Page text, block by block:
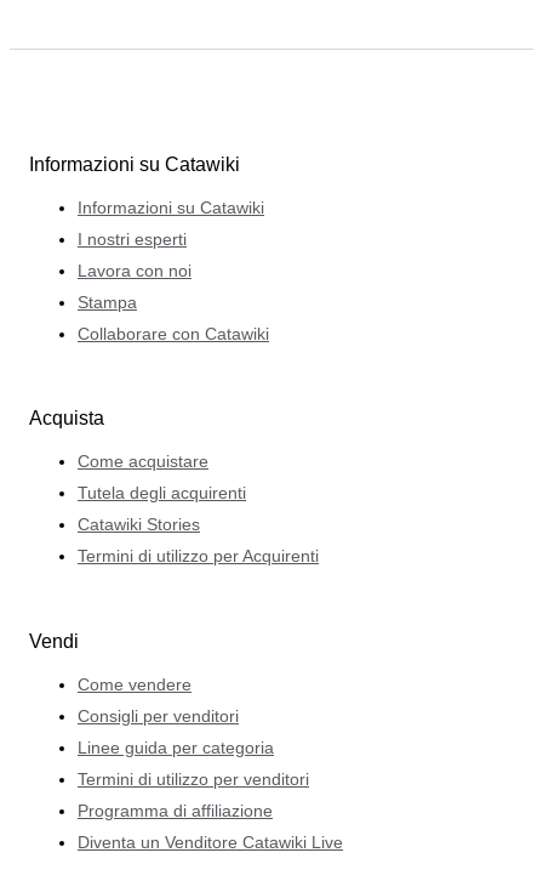
Informazioni su Catawiki
Informazioni su Catawiki
I nostri esperti
Lavora con noi
Stampa
Collaborare con Catawiki
Acquista
Come acquistare
Tutela degli acquirenti
Catawiki Stories
Termini di utilizzo per Acquirenti
Vendi
Come vendere
Consigli per venditori
Linee guida per categoria
Termini di utilizzo per venditori
Programma di affiliazione
Diventa un Venditore Catawiki Live